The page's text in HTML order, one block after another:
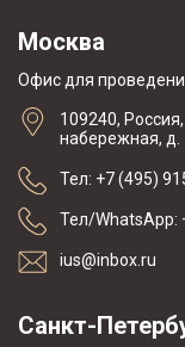
Москва
Офис для
109240,
набережная, д.
Тел: +7 (495)
Тел/WhatsApp:
ius@inbox.ru
Санкт-